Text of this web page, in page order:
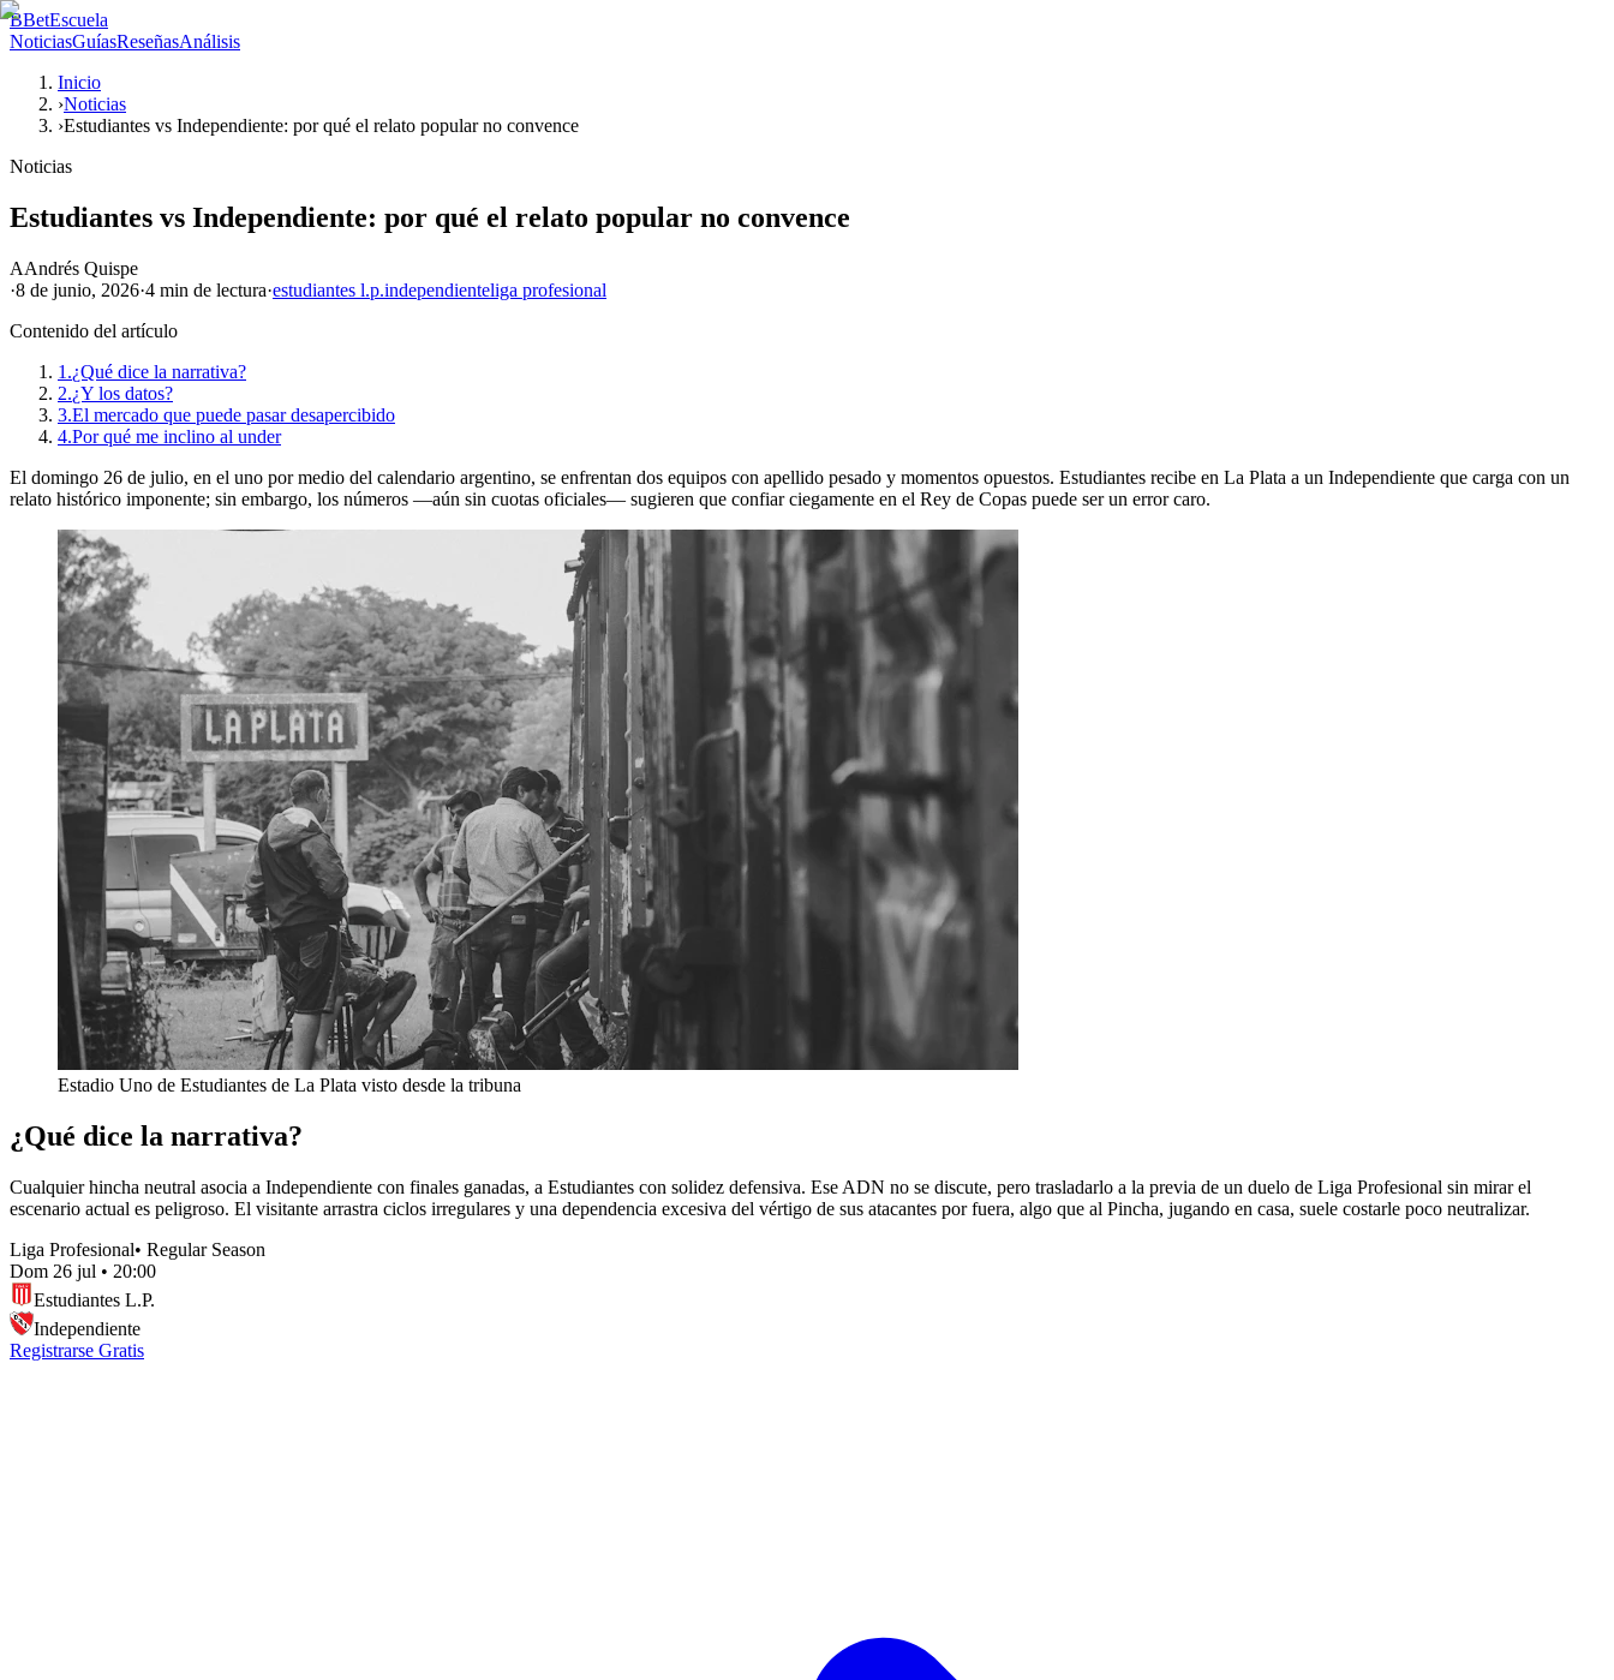
BBetEscuela
NoticiasGuíasReseñasAnálisis
Inicio
›Noticias
›Estudiantes vs Independiente: por qué el relato popular no convence
Noticias
Estudiantes vs Independiente: por qué el relato popular no convence
AAndrés Quispe
·8 de junio, 2026·4 min de lectura·estudiantes l.p.independienteliga profesional
Contenido del artículo
1.¿Qué dice la narrativa?
2.¿Y los datos?
3.El mercado que puede pasar desapercibido
4.Por qué me inclino al under
El domingo 26 de julio, en el uno por medio del calendario argentino, se enfrentan dos equipos con apellido pesado y momentos opuestos. Estudiantes recibe en La Plata a un Independiente que carga con un
relato histórico imponente; sin embargo, los números —aún sin cuotas oficiales— sugieren que confiar ciegamente en el Rey de Copas puede ser un error caro.
Estadio Uno de Estudiantes de La Plata visto desde la tribuna
¿Qué dice la narrativa?
Cualquier hincha neutral asocia a Independiente con finales ganadas, a Estudiantes con solidez defensiva. Ese ADN no se discute, pero trasladarlo a la previa de un duelo de Liga Profesional sin mirar el
escenario actual es peligroso. El visitante arrastra ciclos irregulares y una dependencia excesiva del vértigo de sus atacantes por fuera, algo que al Pincha, jugando en casa, suele costarle poco neutralizar.
Liga Profesional• Regular Season
Dom 26 jul • 20:00
Estudiantes L.P.
Independiente
Registrarse Gratis